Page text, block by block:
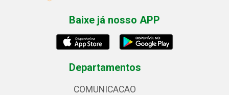
Baixe já nosso APP
Departamentos
COMUNICACAO